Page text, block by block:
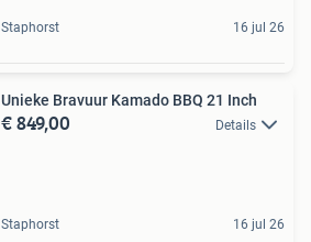
Staphorst 16 jul 26
Unieke Bravuur Kamado BBQ 21 Inch
€ 849,00 Details
Staphorst 16 jul 26